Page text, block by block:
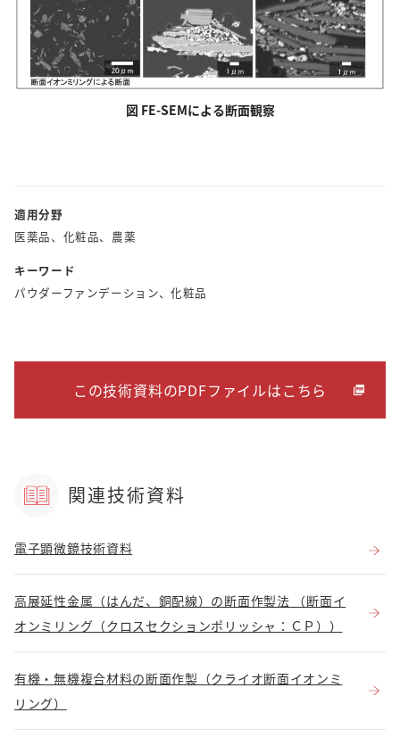
図 FE-SEMによる断面観察
適用分野
医薬品、化粧品、農薬
キーワード
パウダーファンデーション、化粧品
この技術資料のPDFファイルはこちら
関連技術資料
電子顕微鏡技術資料
高展延性金属（はんだ、銅配線）の断面作製法 （断面イ
オンミリング（クロスセクションポリッシャ：ＣＰ））
有機・無機複合材料の断面作製（クライオ断面イオンミ
リング）